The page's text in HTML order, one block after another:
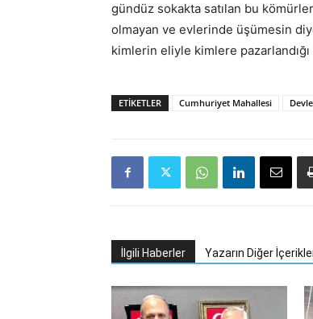
gündüz sokakta satılan bu
olmayan ve evlerinde üşümesin
kimlerin eliyle kimlere
ETIKETLER Cumhuriyet Mahallesi
İlgili Haberler Yazarın Diğer